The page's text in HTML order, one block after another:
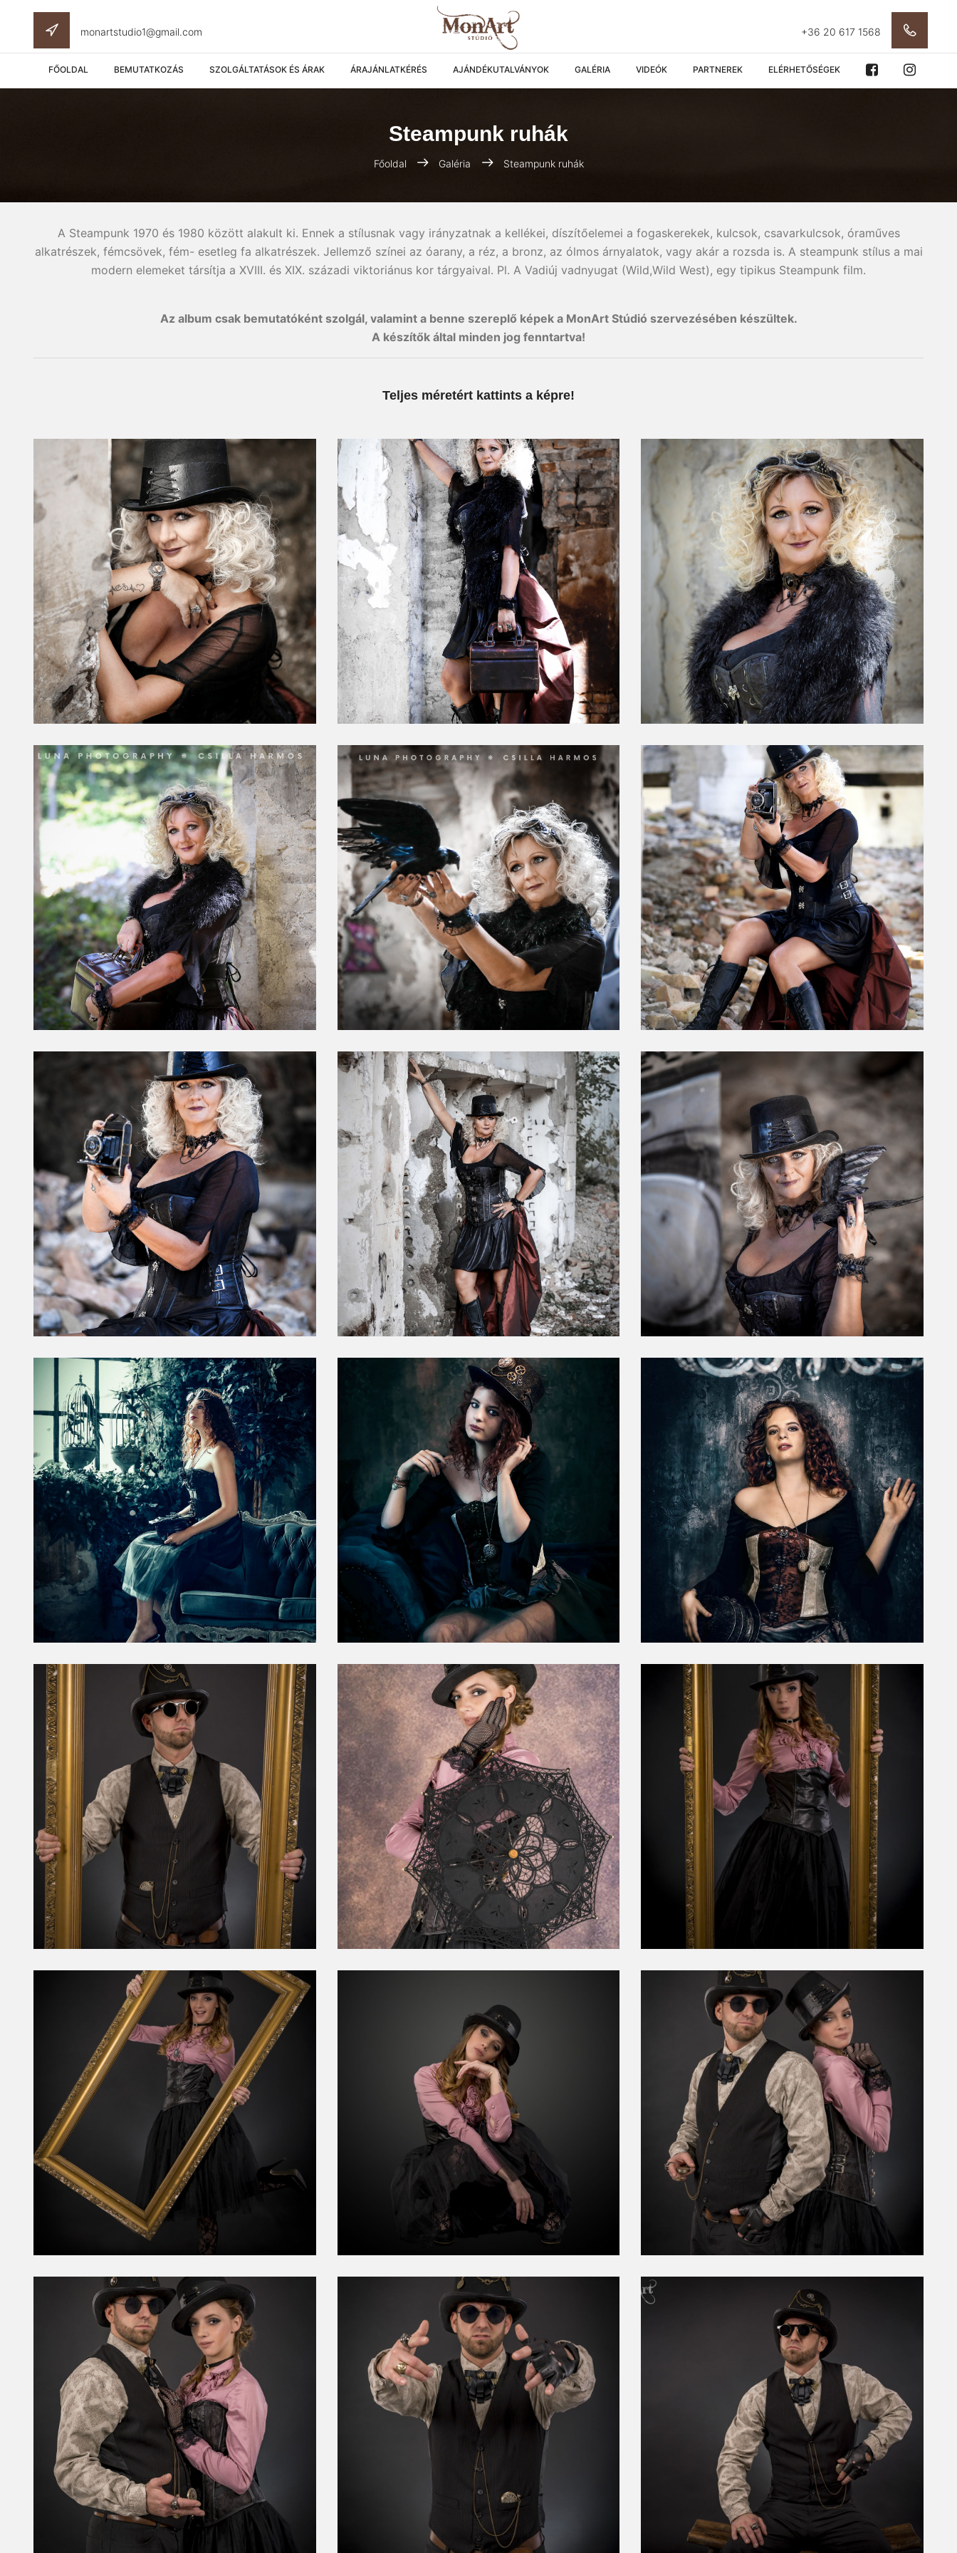
monartstudio1@gmail.com +36 20 617 1568
FŐOLDAL BEMUTATKOZÁS SZOLGÁLTATÁSOK ÉS ÁRAK ÁRAJÁNLATKÉRÉS AJÁNDÉKUTALVÁNYOK GALÉRIA VIDEÓK PARTNEREK ELÉRHETŐSÉGEK
Steampunk ruhák
Főoldal Galéria Steampunk ruhák
A Steampunk 1970 és 1980 között alakult ki. Ennek a stílusnak vagy irányzatnak a kellékei, díszítőelemei a fogaskerekek, kulcsok, csavarkulcsok, óraműves
alkatrészek, fémcsövek, fém- esetleg fa alkatrészek. Jellemző színei az óarany, a réz, a bronz, az ólmos árnyalatok, vagy akár a rozsda is. A steampunk stílus a mai
modern elemeket társítja a XVIII. és XIX. századi viktoriánus kor tárgyaival. Pl. A Vadiúj vadnyugat (Wild,Wild West), egy tipikus Steampunk film.
Az album csak bemutatóként szolgál, valamint a benne szereplő képek a MonArt Stúdió szervezésében készültek.
A készítők által minden jog fenntartva!
Teljes méretért kattints a képre!